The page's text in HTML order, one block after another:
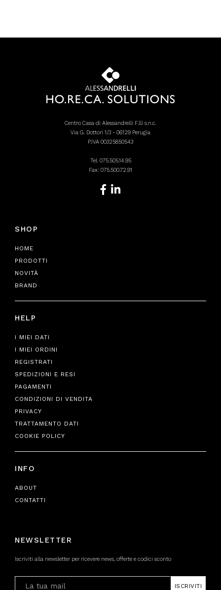
Centro Casa di Alessandrelli F.lli s.n.c.
Via G. Dottori 1/3 - 06129 Perugia
P.IVA 00325850543
Tel. 075.505.14.95
Fax: 075.500.72.91
SHOP
HOME
PRODOTTI
NOVITÀ
BRAND
HELP
I MIEI DATI
I MIEI ORDINI
REGISTRATI
SPEDIZIONI E RESI
PAGAMENTI
CONDIZIONI DI VENDITA
PRIVACY
TRATTAMENTO DATI
COOKIE POLICY
INFO
ABOUT
CONTATTI
NEWSLETTER
Iscriviti alla newsletter per ricevere news, offerte e codici sconto
ISCRIVITI